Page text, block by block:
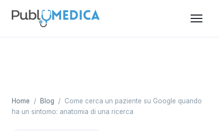
Home / Blog / Come cerca un paziente su Google quando
ha un sintomo: anatomia di una ricerca